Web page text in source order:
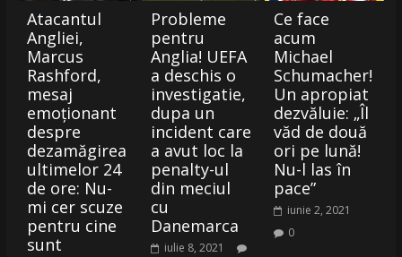
Atacantul
Angliei,
Marcus
Rashford,
mesaj
emoționant
despre
dezamăgirea
ultimelor 24
de ore: Nu-
mi cer scuze
pentru cine
sunt
Probleme
pentru
Anglia! UEFA
a deschis o
investigatie,
dupa un
incident care
a avut loc la
penalty-ul
din meciul
cu
Danemarca
iulie 8, 2021
Ce face
acum
Michael
Schumacher!
Un apropiat
dezvăluie: „Îl
văd de două
ori pe lună!
Nu-l las în
pace”
iunie 2, 2021
0